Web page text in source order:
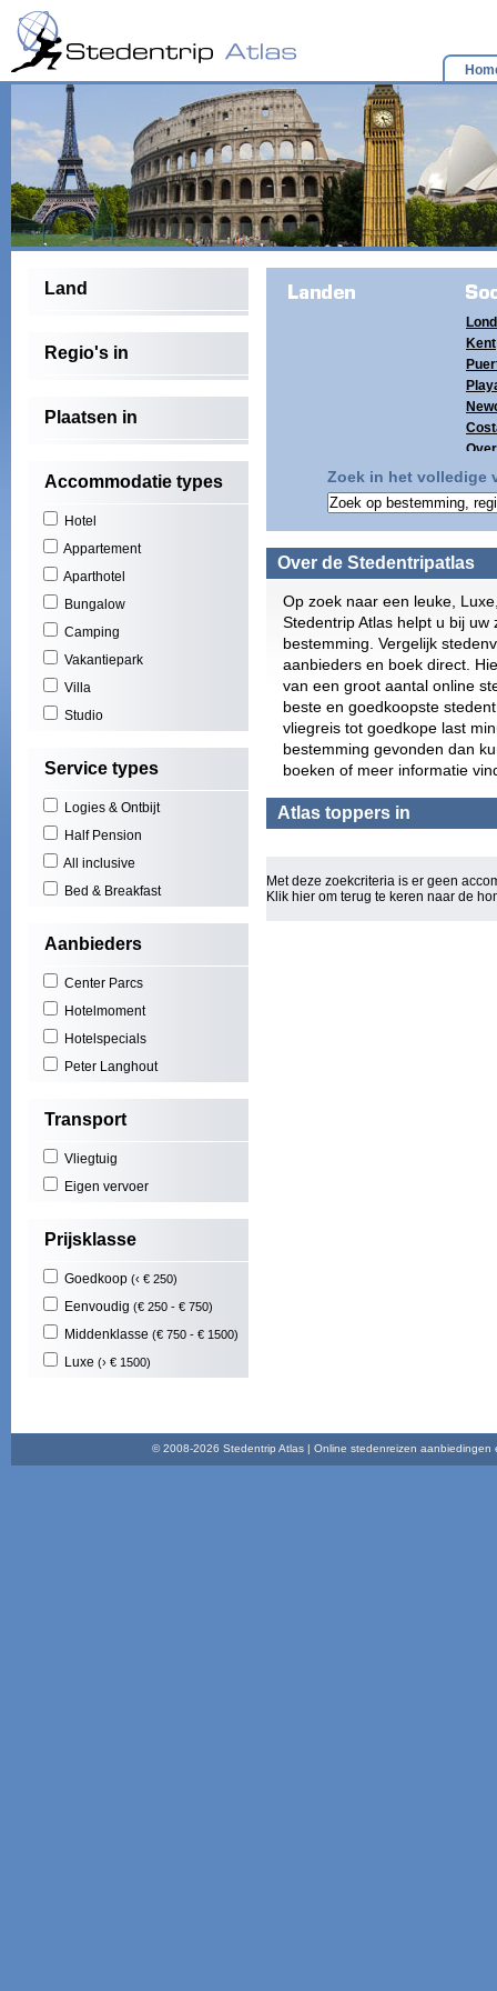
Land
Regio's in
Plaatsen in
Accommodatie types
Hotel
Appartement
Aparthotel
Bungalow
Camping
Vakantiepark
Villa
Studio
Service types
Logies & Ontbijt
Half Pension
All inclusive
Bed & Breakfast
Aanbieders
Center Parcs
Hotelmoment
Hotelspecials
Peter Langhout
Transport
Vliegtuig
Eigen vervoer
Prijsklasse
Goedkoop (‹ € 250)
Eenvoudig (€ 250 - € 750)
Middenklasse (€ 750 - € 1500)
Luxe (› € 1500)
Kent
Zuid
El
Zoek in het volledige
Over de Stedentripatlas
Op zoek naar een leuke,
Stedentrip Atlas helpt u bij
bestemming. Vergelijk
aanbieders en boek direct.
van een groot aantal online
beste en goedkoopste
vliegreis tot goedkope last
bestemming gevonden dan
boeken of meer informatie
Atlas toppers in
Met deze zoekcriteria is er geen
Klik hier om terug te keren naar de
© 2008-2026 Stedentrip Atlas | Online stedenreizen